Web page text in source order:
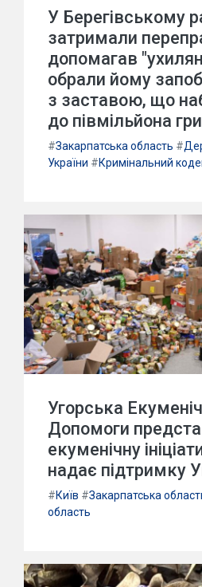
У Берегівському
затримали
допомагав
обрали йому
з заставою, що
до півмільйона
#Закарпатська область #
України #Кримінальний
Угорська
Допомоги
екуменічну
надає підтримку
#Київ #Закарпатська
область